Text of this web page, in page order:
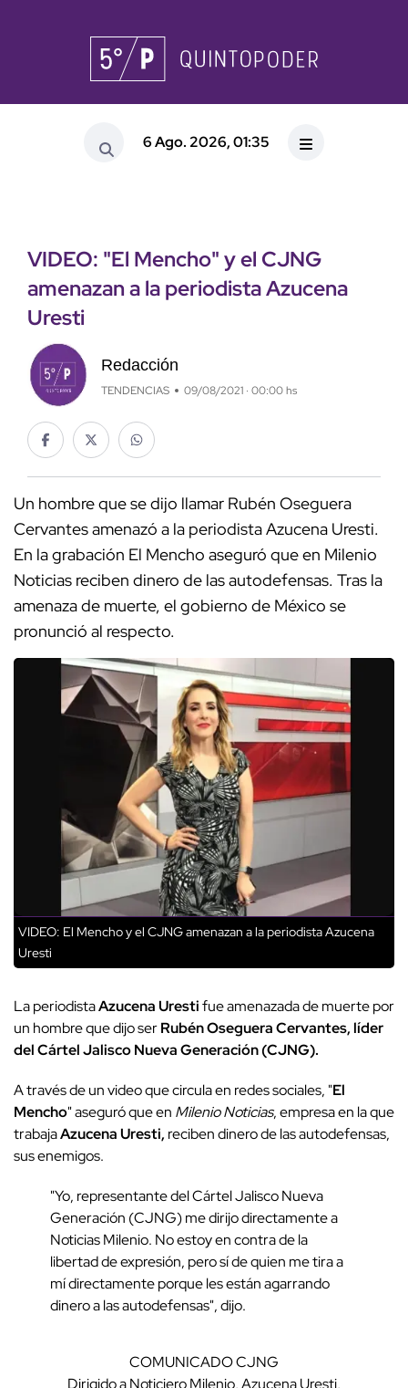
6 Ago. 2026, 01:35
VIDEO: "El Mencho" y el CJNG
amenazan a la periodista Azucena
Uresti
Redacción
TENDENCIAS 09/08/2021 · 00:00 hs
Un hombre que se dijo llamar Rubén Oseguera
Cervantes amenazó a la periodista Azucena Uresti.
En la grabación El Mencho aseguró que en Milenio
Noticias reciben dinero de las autodefensas. Tras la
amenaza de muerte, el gobierno de México se
pronunció al respecto.
VIDEO: El Mencho y el CJNG amenazan a la periodista Azucena
Uresti
La periodistaAzucena Urestifue amenazada de muerte por
un hombre que dijo serRubén Oseguera Cervantes, líder
del Cártel Jalisco Nueva Generación (CJNG).
A través de un video que circula en redes sociales, "El
Mencho" aseguró que en Milenio Noticias, empresa en la que
trabajaAzucena Uresti, reciben dinero de las autodefensas,
sus enemigos.
"Yo, representante del Cártel Jalisco Nueva
Generación (CJNG) me dirijo directamente a
Noticias Milenio. No estoy en contra de la
libertad de expresión, pero sí de quien me tira a
mí directamente porque les están agarrando
dinero a las autodefensas", dijo.
COMUNICADO CJNG